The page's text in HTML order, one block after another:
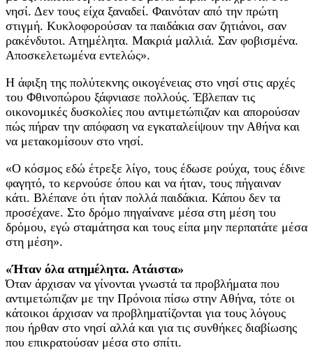
νησί. Δεν τους είχα ξαναδεί. Φαινόταν από την πρώτη
στιγμή. Κυκλοφορούσαν τα παιδάκια σαν ζητιάνοι, σαν
ρακένδυτοι. Ατημέλητα. Μακριά μαλλιά. Σαν φοβισμένα.
Αποσκελετωμένα εντελώς».
Η άφιξη της πολύτεκνης οικογένειας στο νησί στις αρχές
του Φθινοπώρου ξάφνιασε πολλούς. Έβλεπαν τις
οικονομικές δυσκολίες που αντιμετώπιζαν και απορούσαν
πώς πήραν την απόφαση να εγκαταλείψουν την Αθήνα και
να μετακομίσουν στο νησί.
«Ο κόσμος εδώ έτρεξε λίγο, τους έδωσε ρούχα, τους έδινε
φαγητό, το κερνούσε όπου και να ήταν, τους πήγαιναν
κάτι. Βλέπανε ότι ήταν πολλά παιδάκια. Κάπου δεν τα
προσέχανε. Στο δρόμο πηγαίνανε μέσα στη μέση του
δρόμου, εγώ σταμάτησα και τους είπα μην περπατάτε μέσα
στη μέση».
«Ήταν όλα ατημέλητα. Ατάιστα»
Όταν άρχισαν να γίνονται γνωστά τα προβλήματα που
αντιμετώπιζαν με την Πρόνοια πίσω στην Αθήνα, τότε οι
κάτοικοι άρχισαν να προβληματίζονται για τους λόγους
που ήρθαν στο νησί αλλά και για τις συνθήκες διαβίωσης
που επικρατούσαν μέσα στο σπίτι.